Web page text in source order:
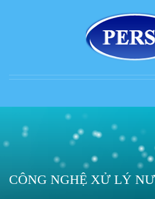
CÔNG NGHỆ XỬ LÝ